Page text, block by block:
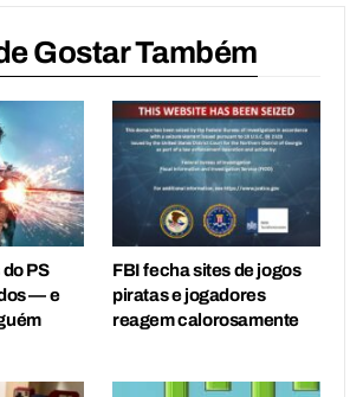
Gostar Também
PS
— e
FBI fecha sites de jogos
piratas e jogadores
reagem calorosamente